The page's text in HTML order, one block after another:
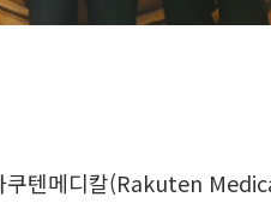
텐메디칼(Rakuten